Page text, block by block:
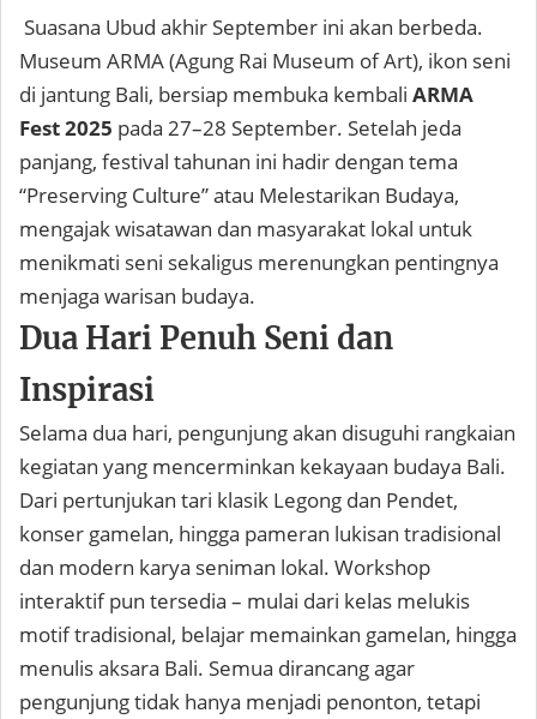
Suasana Ubud akhir September ini akan berbeda.
Museum ARMA (Agung Rai Museum of Art), ikon seni
di jantung Bali, bersiap membuka kembali ARMA
Fest 2025 pada 27–28 September. Setelah jeda
panjang, festival tahunan ini hadir dengan tema
“Preserving Culture” atau Melestarikan Budaya,
mengajak wisatawan dan masyarakat lokal untuk
menikmati seni sekaligus merenungkan pentingnya
menjaga warisan budaya.
Dua Hari Penuh Seni dan
Inspirasi
Selama dua hari, pengunjung akan disuguhi rangkaian
kegiatan yang mencerminkan kekayaan budaya Bali.
Dari pertunjukan tari klasik Legong dan Pendet,
konser gamelan, hingga pameran lukisan tradisional
dan modern karya seniman lokal. Workshop
interaktif pun tersedia – mulai dari kelas melukis
motif tradisional, belajar memainkan gamelan, hingga
menulis aksara Bali. Semua dirancang agar
pengunjung tidak hanya menjadi penonton, tetapi